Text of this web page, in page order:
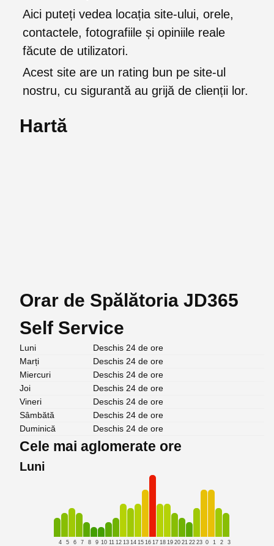
Aici puteți vedea locația site-ului, orele,
contactele, fotografiile și opiniile reale
făcute de utilizatori.
Acest site are un rating bun pe site-ul
nostru, cu sigurantă au grijă de clienții lor.
Hartă
Orar de Spălătoria JD365
Self Service
Luni
Deschis 24 de ore
Marți
Deschis 24 de ore
Miercuri
Deschis 24 de ore
Joi
Deschis 24 de ore
Vineri
Deschis 24 de ore
Sâmbătă
Deschis 24 de ore
Duminică
Deschis 24 de ore
Cele mai aglomerate ore
Luni
4 5 6 7 8 9 10 11 12 13 14 15 16 17 18 19 20 21 22 23 0 1 2 3